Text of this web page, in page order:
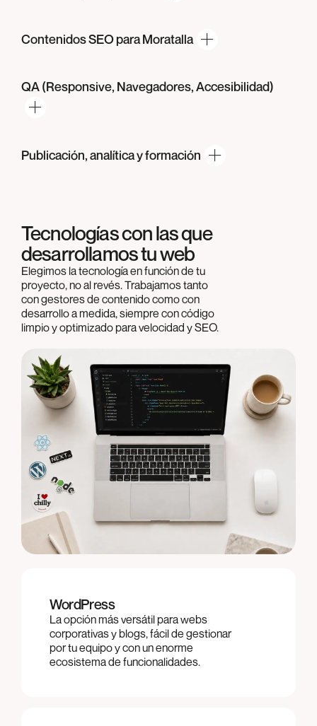
Contenidos SEOpara Moratalla
QA (Responsive, Navegadores, Accesibilidad)
Publicación, analíticay formación
Tecnologías con las que
desarrollamos tu web
Elegimos la tecnología en función de tu
proyecto, no al revés. Trabajamos tanto
con gestores de contenido como con
desarrollo a medida, siempre con código
limpio y optimizado para velocidad y SEO.
WordPress
La opción más versátil para webs
corporativas y blogs, fácil de gestionar
por tu equipo y con un enorme
ecosistema de funcionalidades.